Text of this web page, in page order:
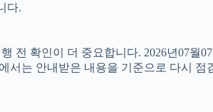
다.
확인이 더 중요합니다. 2026년07월
서는 안내받은 내용을 기준으로 다시 점